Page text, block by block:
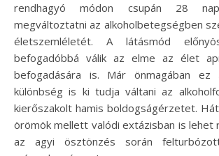
rendhagyó módon csupán 28
megváltoztatni az alkoholbetegségben
életszemléletét. A látásmód
befogadóbbá válik az elme az élet
befogadására is. Már önmagában ez
különbség is ki tudja váltani az
kierőszakolt hamis boldogságérzetet.
örömök mellett valódi extázisban is lehet
az agyi ösztönzés során felturbózott